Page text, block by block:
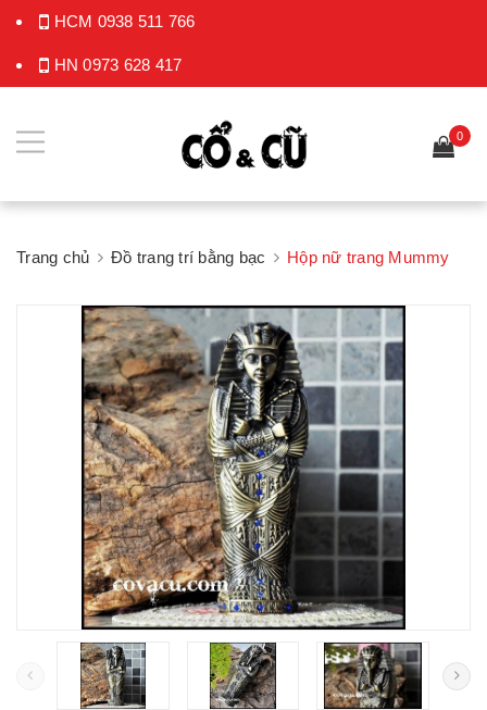
HCM 0938 511 766
HN0973 628 417
0
Trang chủ Đồ trang trí bằng bạc Hộp nữ trang Mummy